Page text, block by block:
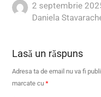
2 septembrie
Author
Daniela
Lasă un răspuns
Adresa ta de email nu va fi
marcate cu *